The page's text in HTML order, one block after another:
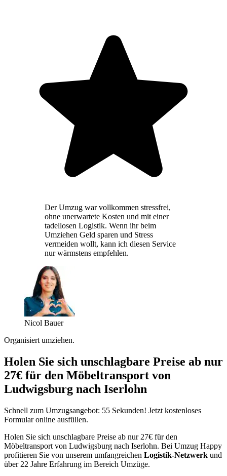
Der Umzug war vollkommen stressfrei,
ohne unerwartete Kosten und mit einer
tadellosen Logistik. Wenn ihr beim
Umziehen Geld sparen und Stress
vermeiden wollt, kann ich diesen Service
nur wärmstens empfehlen.
Nicol Bauer
Organisiert umziehen.
Holen Sie sich unschlagbare Preise ab nur
27€ für den Möbeltransport von
Ludwigsburg nach Iserlohn
Schnell zum Umzugsangebot: 55 Sekunden! Jetzt kostenloses
Formular online ausfüllen.
Holen Sie sich unschlagbare Preise ab nur 27€ für den
Möbeltransport von Ludwigsburg nach Iserlohn. Bei Umzug Happy
profitieren Sie von unserem umfangreichen Logistik-Netzwerk und
über 22 Jahre Erfahrung im Bereich Umzüge.